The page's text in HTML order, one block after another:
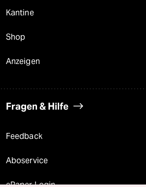
Kantine
Shop
Anzeigen
Fragen & Hilfe
Feedback
Aboservice
ePaper Login